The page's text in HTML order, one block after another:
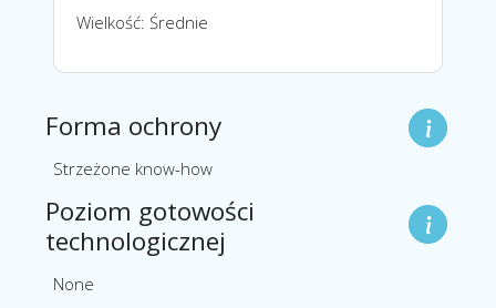
Wielkość: Średnie
Forma ochrony
Strzeżone know-how
Poziom gotowości
technologicznej
None